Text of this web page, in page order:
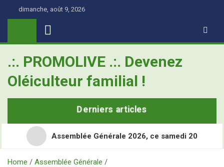
dimanche, août 9, 2026
.:. PROMOLIVE .:. Devenez
Oléiculteur familial !
Derniers articles
Assemblée Générale 2026, ce samedi 20
Home
Assemblée Générale